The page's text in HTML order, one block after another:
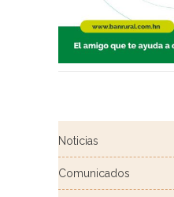
Noticias
Comunicados